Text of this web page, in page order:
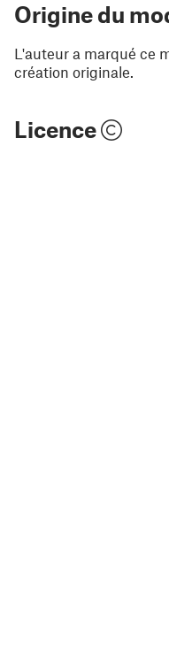
Origine du
L'auteur a marqué ce
création originale.
Licence